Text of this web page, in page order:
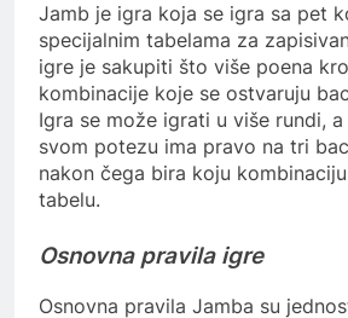
Jamb je igra koja se igra sa pet
specijalnim tabelama za
igre je sakupiti što više poena
kombinacije koje se ostvaruju
Igra se može igrati u više rundi, a
svom potezu ima pravo na tri
nakon čega bira koju
tabelu.
Osnovna pravila igre
Osnovna pravila Jamba su